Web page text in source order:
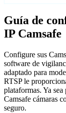
Guía de
IP Camsafe
Configure sus
software de
adaptado para
RTSP le
plataformas. Ya
Camsafe cámaras
seguro.